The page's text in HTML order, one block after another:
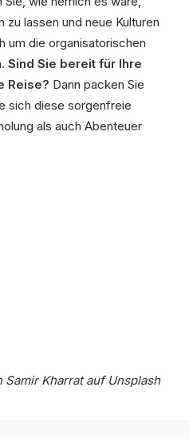
zu lassen und neue Kulturen
um die organisatorischen
Sind Sie bereit für Ihre
Reise? Dann packen Sie
sich diese sorgenfreie
als auch Abenteuer
Samir Kharratauf Unsplash